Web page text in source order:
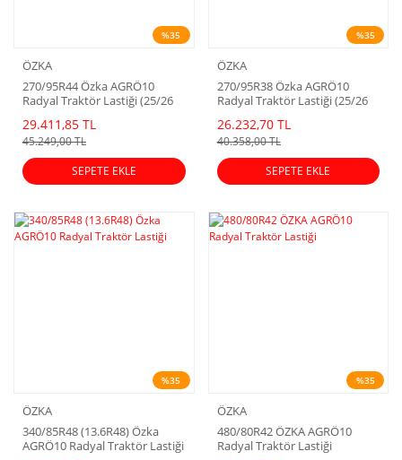
%35
ÖZKA
270/95R44 Özka AGRÖ10
Radyal Traktör Lastiği (25/26
29.411,85 TL
45.249,00 TL
SEPETE EKLE
%35
ÖZKA
270/95R38 Özka AGRÖ10
Radyal Traktör Lastiği (25/26
26.232,70 TL
40.358,00 TL
SEPETE EKLE
%35
ÖZKA
340/85R48 (13.6R48) Özka
AGRÖ10 Radyal Traktör Lastiği
%35
ÖZKA
480/80R42 ÖZKA AGRÖ10
Radyal Traktör Lastiği